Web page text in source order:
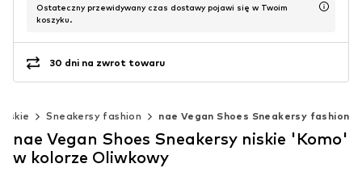
Ostateczny przewidywany czas dostawy pojawi się w Twoim
koszyku.
30 dni na zwrot towaru
Sneakersy fashion nae Vegan Shoes Sneakersy fashion
nae Vegan Shoes Sneakersy niskie 'Komo'
w kolorze Oliwkowy